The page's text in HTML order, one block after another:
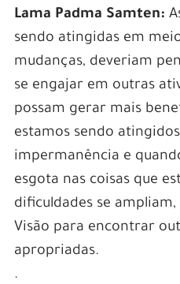
Lama Padma Samten:
sendo atingidas em
mudanças, deveriam
se engajar em outras
possam gerar mais
estamos sendo
impermanência e
esgota nas coisas que
dificuldades se
Visão para encontrar
apropriadas.
.